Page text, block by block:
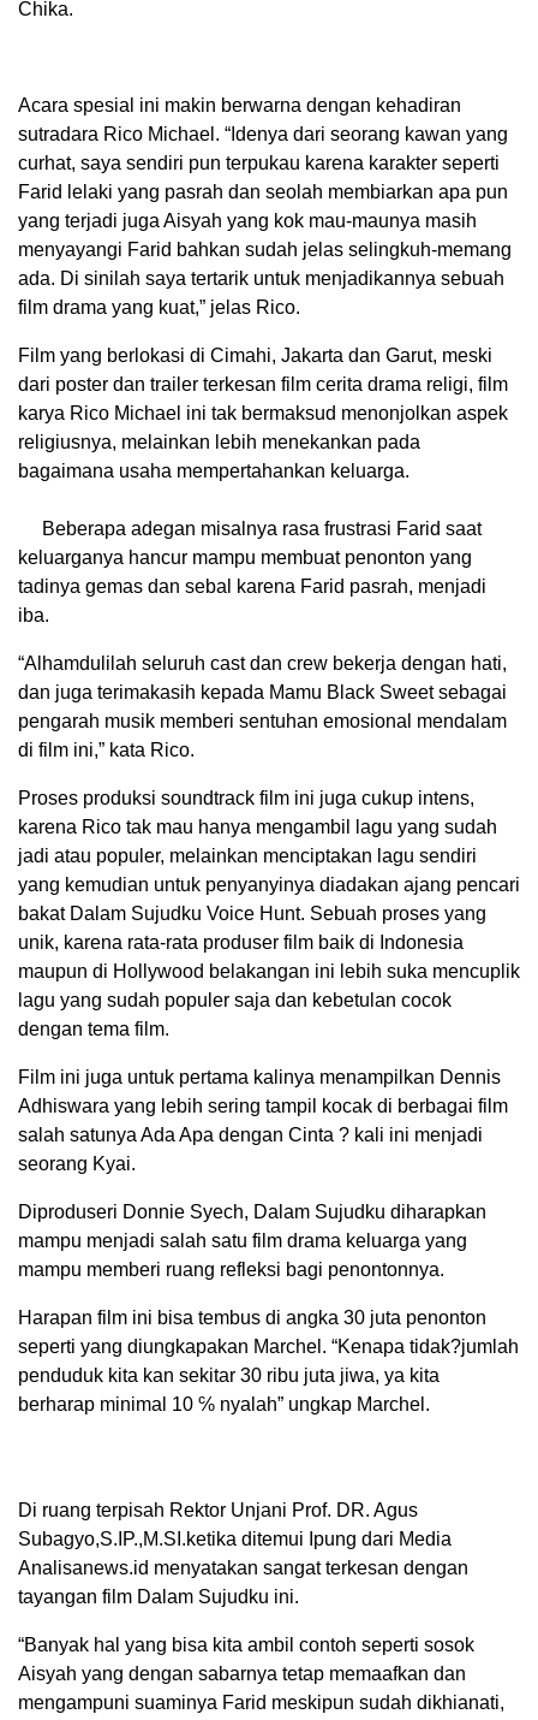
Chika.
Acara spesial ini makin berwarna dengan kehadiran
sutradara Rico Michael. “Idenya dari seorang kawan yang
curhat, saya sendiri pun terpukau karena karakter seperti
Farid lelaki yang pasrah dan seolah membiarkan apa pun
yang terjadi juga Aisyah yang kok mau-maunya masih
menyayangi Farid bahkan sudah jelas selingkuh-memang
ada. Di sinilah saya tertarik untuk menjadikannya sebuah
film drama yang kuat,” jelas Rico.
Film yang berlokasi di Cimahi, Jakarta dan Garut, meski
dari poster dan trailer terkesan film cerita drama religi, film
karya Rico Michael ini tak bermaksud menonjolkan aspek
religiusnya, melainkan lebih menekankan pada
bagaimana usaha mempertahankan keluarga.
Beberapa adegan misalnya rasa frustrasi Farid saat
keluarganya hancur mampu membuat penonton yang
tadinya gemas dan sebal karena Farid pasrah, menjadi
iba.
“Alhamdulilah seluruh cast dan crew bekerja dengan hati,
dan juga terimakasih kepada Mamu Black Sweet sebagai
pengarah musik memberi sentuhan emosional mendalam
di film ini,” kata Rico.
Proses produksi soundtrack film ini juga cukup intens,
karena Rico tak mau hanya mengambil lagu yang sudah
jadi atau populer, melainkan menciptakan lagu sendiri
yang kemudian untuk penyanyinya diadakan ajang pencari
bakat Dalam Sujudku Voice Hunt. Sebuah proses yang
unik, karena rata-rata produser film baik di Indonesia
maupun di Hollywood belakangan ini lebih suka mencuplik
lagu yang sudah populer saja dan kebetulan cocok
dengan tema film.
Film ini juga untuk pertama kalinya menampilkan Dennis
Adhiswara yang lebih sering tampil kocak di berbagai film
salah satunya Ada Apa dengan Cinta ? kali ini menjadi
seorang Kyai.
Diproduseri Donnie Syech, Dalam Sujudku diharapkan
mampu menjadi salah satu film drama keluarga yang
mampu memberi ruang refleksi bagi penontonnya.
Harapan film ini bisa tembus di angka 30 juta penonton
seperti yang diungkapakan Marchel. “Kenapa tidak?jumlah
penduduk kita kan sekitar 30 ribu juta jiwa, ya kita
berharap minimal 10 ℅ nyalah” ungkap Marchel.
Di ruang terpisah Rektor Unjani Prof. DR. Agus
Subagyo,S.IP.,M.SI.ketika ditemui Ipung dari Media
Analisanews.id menyatakan sangat terkesan dengan
tayangan film Dalam Sujudku ini.
“Banyak hal yang bisa kita ambil contoh seperti sosok
Aisyah yang dengan sabarnya tetap memaafkan dan
mengampuni suaminya Farid meskipun sudah dikhianati,